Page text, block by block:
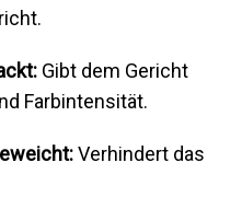
Gibt dem Gericht
Farbintensität.
Verhindert das